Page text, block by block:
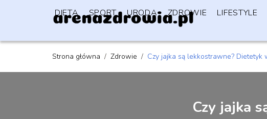
DIETA SPORT URODA ZDROWIE LIFESTYLE
Strona główna / Zdrowie / Czy jajka są lekkostrawne? Dietetyk
Czy jajka